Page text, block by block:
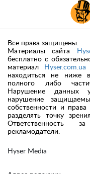
Hyser Media
Все права защищены.
Материалы сайта
бесплатно с
материал
Hyser.com.ua
находиться не ниже
полного либо
Нарушение данных
нарушение
собственности и
разделять точку
Ответственность
рекламодатели.